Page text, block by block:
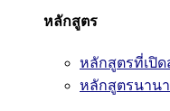
หลักสูตร
หลักสูตรที่เปิ
หลักสูตรนาน